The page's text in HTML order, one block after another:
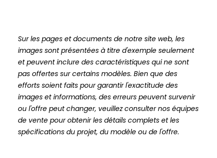
Sur les pages et documents de notre site web, les
images sont présentées à titre d'exemple seulement
et peuvent inclure des caractéristiques qui ne sont
pas offertes sur certains modèles. Bien que des
efforts soient faits pour garantir l'exactitude des
images et informations, des erreurs peuvent survenir
ou l'offre peut changer, veuillez consulter nos équipes
de vente pour obtenir les détails complets et les
spécifications du projet, du modèle ou de l'offre.